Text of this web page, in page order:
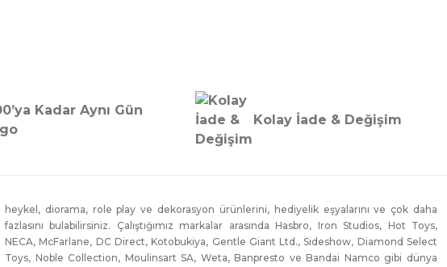
Kadar Aynı Gün
Kolay İade & Değişim
heykel, diorama, role play ve dekorasyon ürünlerini, hediyelik eşyalarını ve çok daha
fazlasını bulabilirsiniz. Çalıştığımız markalar arasında Hasbro, Iron Studios, Hot Toys,
NECA, McFarlane, DC Direct, Kotobukiya, Gentle Giant Ltd., Sideshow, Diamond Select
Toys, Noble Collection, Moulinsart SA, Weta, Banpresto ve Bandai Namco gibi dünya